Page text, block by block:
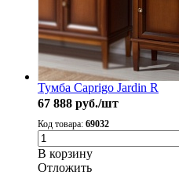
Тумба Caprigo Jardin R
67 888 руб./шт
Код товара: 69032
В корзину
Oтложить